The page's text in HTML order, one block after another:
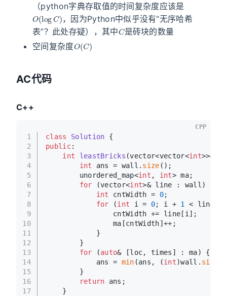
（python字典存取值的时间复杂度应该是
O(logC)
，因为Python中似乎没有“无序哈希
表”？此处存疑），其中
C
是砖块的数量
空间复杂度
O(C
AC代码
C++
1
2
3
4
5
6
7
8
9
10
11
12
13
14
15
16
17
class Solution {
public:
int
leastBricks (vector<vector<int>>&
int ans = wall. size ();
        unordered_map<
int , int> ma;
for (vector<int>& line : wall) {
int
cntWidth = 0;
for (int i = 0; i + 1 < line.
                cntWidth += line[i];
                ma[cntWidth]++;
            }
        }
for (auto& [loc, times] : ma) {
            ans =
min (ans, (int)wall. size
        }
return ans;
    }
CPP